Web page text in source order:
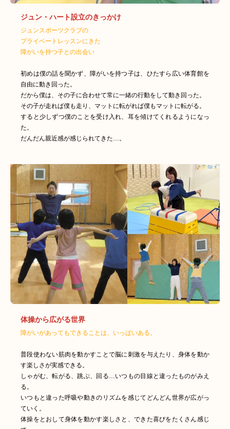
ジュン・ハート設立のきっかけ
ジュンスポーツクラブの
プライベートレッスンにきた
障がいを持つ子との出会い
初めは僕の話を聞かず、障がいを持つ子は、ひたすら広い体育館を
自由に動き回った。
だから僕は、その子に合わせて常に一緒の行動をして動き回った。
その子が走れば僕も走り、マットに転がれば僕もマットに転がる。
すると少しずつ僕のことを受け入れ、耳を傾けてくれるようになっ
た。
だんだん親近感が感じられてきた…。
体操から広がる世界
障がいがあってもできることは、いっぱいある。
普段使わない筋肉を動かすことで脳に刺激を与えたり、身体を動か
す楽しさが実感できる。
しゃがむ、転がる、跳ぶ、回る…いつもの目線と違ったものがみえ
る。
いつもと違った呼吸や動きのリズムを感じてどんどん世界が広がっ
ていく。
体操をとおして身体を動かす楽しさと、できた喜びをたくさん感じ